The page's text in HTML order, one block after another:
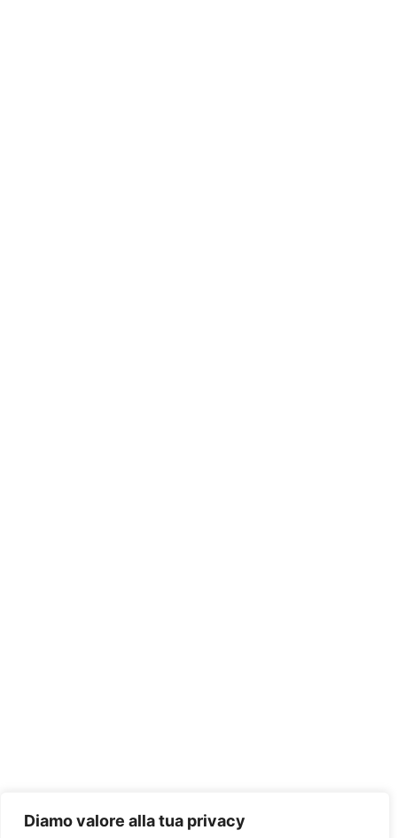
Diamo valore alla tua privacy